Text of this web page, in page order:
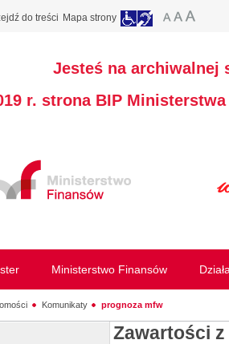
do treści Mapa strony
Jesteś na archiwalnej
r. strona BIP
Ministerstwo Finansów
Komunikaty prognoza mfw
Zawartości